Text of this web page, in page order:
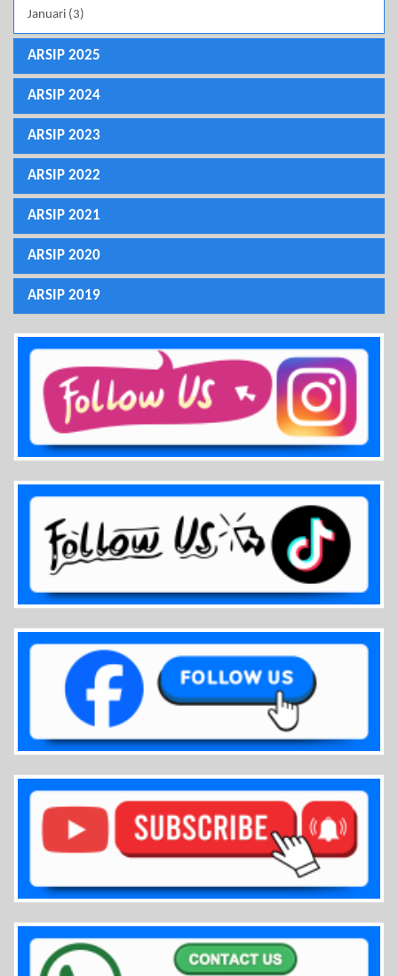
Januari (3)
ARSIP 2025
ARSIP 2024
ARSIP 2023
ARSIP 2022
ARSIP 2021
ARSIP 2020
ARSIP 2019